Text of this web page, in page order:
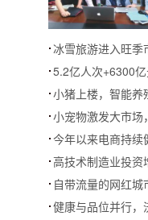
冰雪旅游进入旺季
5.2亿人次+6300亿
小猪上楼，智能养
小宠物激发大市场
今年以来电商持续
高技术制造业投资
自带流量的网红
健康与品位并行，